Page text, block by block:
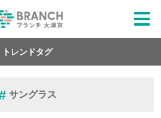
トレンドタグ
サングラス